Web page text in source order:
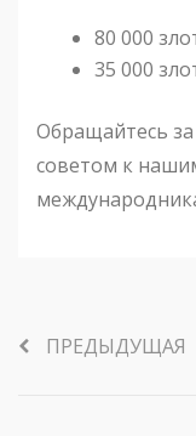
80 000
35 000
Обращайтесь
советом к
ПРЕДЫДУЩАЯ